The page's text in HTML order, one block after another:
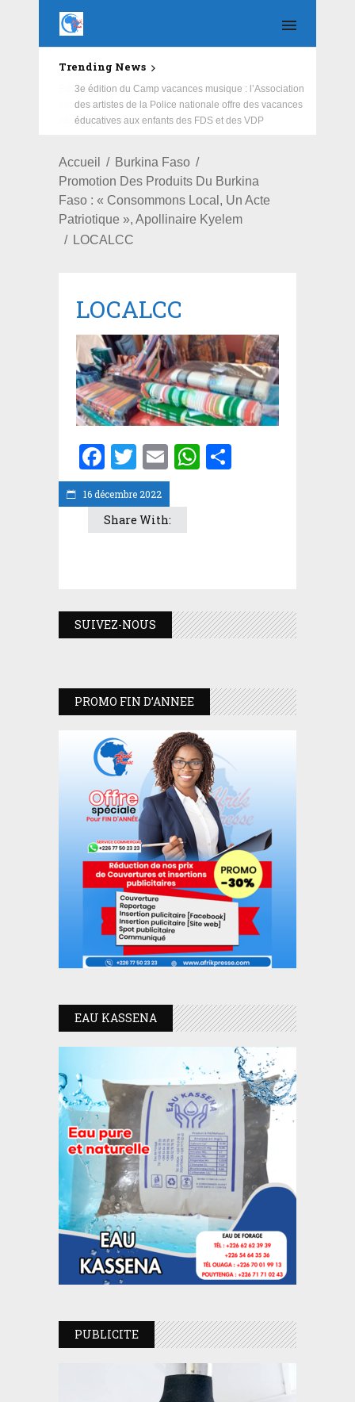
Trending News
Education : la fédération de la Russie rénove les
écoles primaire et collège du Camp Général
Aboubacar Sangoulé Lamizana
Accueil
Burkina Faso
Promotion Des Produits Du Burkina
Faso : « Consommons Local, Un Acte
Patriotique », Apollinaire Kyelem
LOCALCC
16 décembre 2022
LOCALCC
Facebook
Twitter
EmailWhatsApp
Share With:
SUIVEZ-NOUS
PROMO FIN D’ANNEE
EAU KASSENA
PUBLICITE